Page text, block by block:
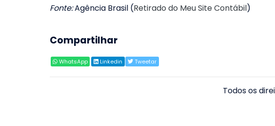
Fonte:Agência Brasil (Retirado do Meu Site Contábil)
Compartilhar
WhatsApp Linkedin Tweetar
Todos os